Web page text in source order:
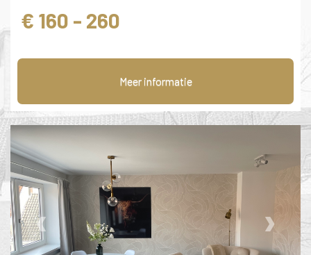
€ 160 - 260
Meer informatie
‹ ›